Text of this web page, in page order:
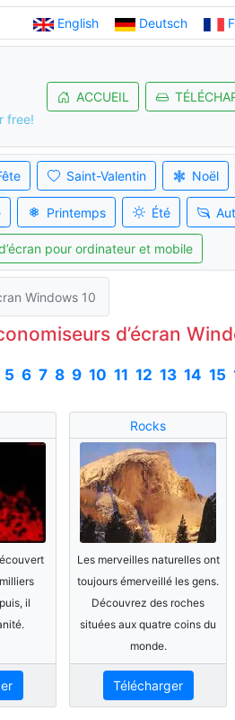
English Deutsch
free!
ACCUEIL
Saint-Valentin Noël
Printemps Été
pour ordinateur et mobile
Windows 10
d’écran
5 6 7 8 9 10 11 12 13 14 15
il
Rocks
Les merveilles naturelles ont
toujours émerveillé les gens.
Découvrez des roches
situées aux quatre coins du
monde.
Télécharger